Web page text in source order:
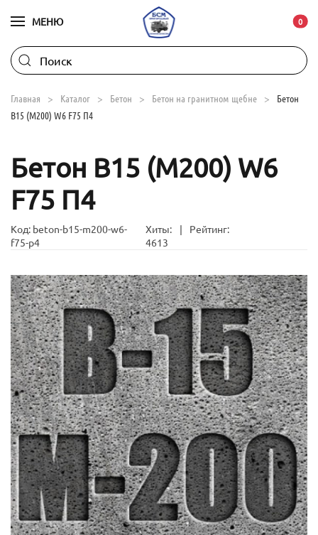
МЕНЮ 0В
Главная Каталог Бетон Бетон на гранитном щебне
Бетон
B15 (М200) W6 F75 П4
Бетон B15 (М200) W6
F75 П4
Код: beton-b15-m200-w6-
f75-p4
Хиты:
4613
| Рейтинг: